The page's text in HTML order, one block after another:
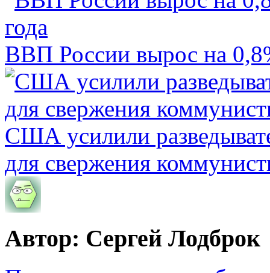
ВВП России вырос на
США усилили
для свержения
Автор: Сергей Лодброк